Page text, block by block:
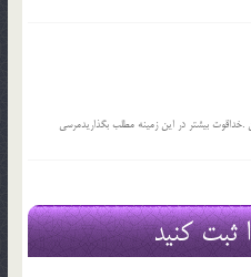
بیشتر در این زمینه مطلب بگذاریدمرسی
ثبت کنید